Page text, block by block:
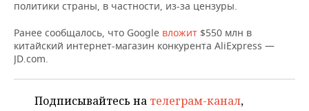
УСЛУГИ
МЕДИА
ТЕЛЕКОММУНИКАЦИИ
ВЫЕЗДНАЯ РЕДАКЦИЯ
БИЗНЕС-БРАНЧИ
ОТКРЫТАЯ ЛЕКЦИЯ
НОВОСТИ СПОРТА
ФУТБОЛ
БАСКЕТБОЛ
ОБЩЕСТВО
НОВОСТИ ОБЩЕСТВА
ИНФРАСТРУКТУРА
ФОТОГАЛЕРЕЯ
СПРАВОЧНИК
политики страны, в частности, из-за цензуры.
Ранее сообщалось, что Google вложит $550 млн в
китайский интернет-магазин конкурента AliExpress —
JD.com.
Подписывайтесь на телеграм-канал,